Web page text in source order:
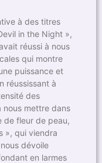
à des titres
in the Night »,
réussi à nous
qui montre
puissance et
réussissant à
des
nous mettre dans
de fleur de peau,
», qui viendra
dévoile
en larmes